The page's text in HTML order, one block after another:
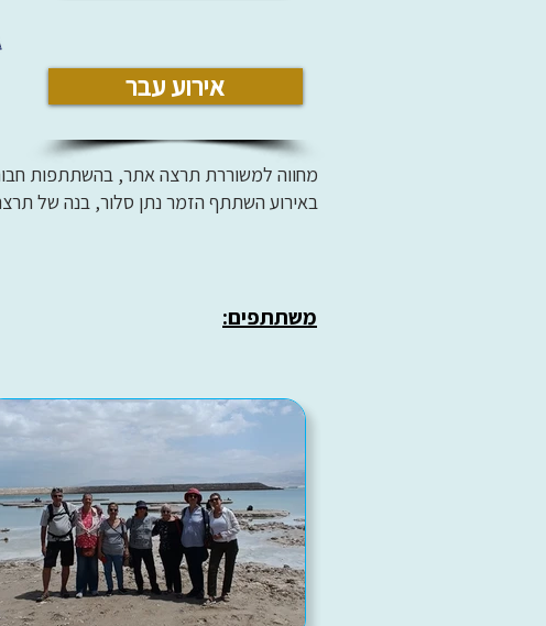
אירוע עבר
מחווה למשוררת תרצה אתר, בהשתתפות
באירוע השתתף הזמר נתן סלור, בנה של
משתתפים: